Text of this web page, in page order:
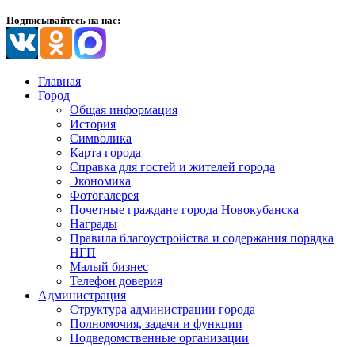
Подписывайтесь на нас:
Главная
Город
Общая информация
История
Символика
Карта города
Справка для гостей и жителей города
Экономика
Фотогалерея
Почетные граждане города Новокубанска
Награды
Правила благоустройства и содержания порядка
НГП
Малый бизнес
Телефон доверия
Администрация
Структура администрации города
Полномочия, задачи и функции
Подведомственные организации